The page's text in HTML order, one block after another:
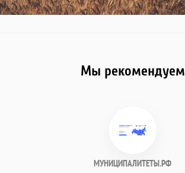
Мы рекомендуем
МУНИЦИПАЛИТЕТЫ.РФ